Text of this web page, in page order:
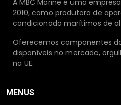
A MBC Marine é uma
2010, como produtora de
condicionado marítimos de
Oferecemos componentes
disponíveis no mercado,
na UE.
MENUS